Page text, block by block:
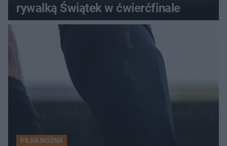
rywalką Świątek w ćwierćfinale
PIŁKA NOŻNA